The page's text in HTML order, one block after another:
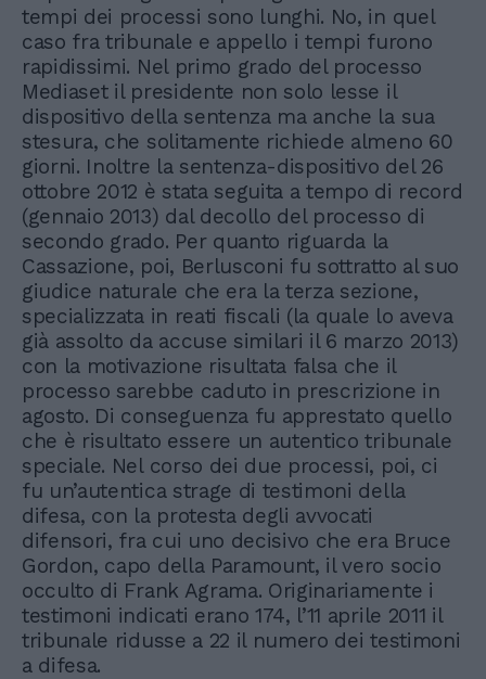
tempi dei processi sono lunghi. No, in quel
caso fra tribunale e appello i tempi furono
rapidissimi. Nel primo grado del processo
Mediaset il presidente non solo lesse il
dispositivo della sentenza ma anche la sua
stesura, che solitamente richiede almeno 60
giorni. Inoltre la sentenza-dispositivo del 26
ottobre 2012 è stata seguita a tempo di record
(gennaio 2013) dal decollo del processo di
secondo grado. Per quanto riguarda la
Cassazione, poi, Berlusconi fu sottratto al suo
giudice naturale che era la terza sezione,
specializzata in reati fiscali (la quale lo aveva
già assolto da accuse similari il 6 marzo 2013)
con la motivazione risultata falsa che il
processo sarebbe caduto in prescrizione in
agosto. Di conseguenza fu apprestato quello
che è risultato essere un autentico tribunale
speciale. Nel corso dei due processi, poi, ci
fu un’autentica strage di testimoni della
difesa, con la protesta degli avvocati
difensori, fra cui uno decisivo che era Bruce
Gordon, capo della Paramount, il vero socio
occulto di Frank Agrama. Originariamente i
testimoni indicati erano 174, l’11 aprile 2011 il
tribunale ridusse a 22 il numero dei testimoni
a difesa.